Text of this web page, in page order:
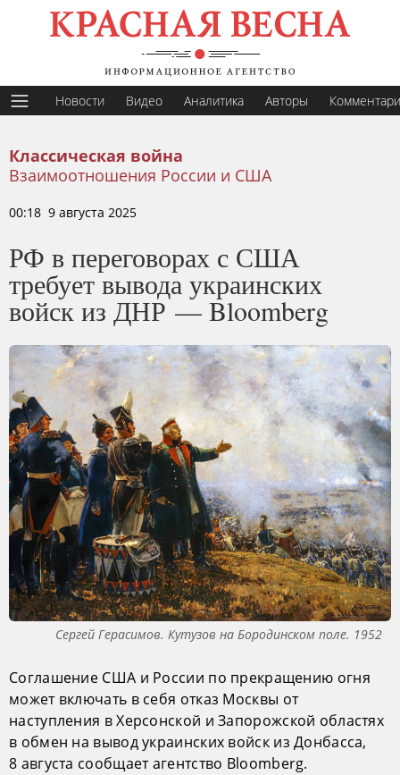
Новости Видео Аналитика Авторы
Классическая война
Взаимоотношения России и США
00:18 9 августа 2025
РФ в переговорах с США
требует вывода украинских
войск из ДНР — Bloomberg
Сергей Герасимов. Кутузов на Бородинском поле. 1952
Соглашение США и России по прекращению огня
может включать в себя отказ Москвы от
наступления в Херсонской и Запорожской областях
в обмен на вывод украинских войск из Донбасса,
8 августа сообщает агентство Bloomberg.